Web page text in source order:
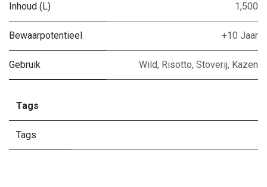
Inhoud (L) 1,500
Bewaarpotentieel +10 Jaar
Gebruik Wild, Risotto, Stoverij, Kazen
Tags
Tags